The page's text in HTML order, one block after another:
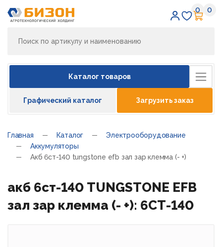
0 0
Каталог товаров
Графический каталог Загрузить заказ
Главная Каталог
Электрооборудование
Аккумуляторы
Акб 6ст-140 tungstone efb зал зар клемма (- +)
акб 6ст-140 TUNGSTONE EFB
зал зар клемма (- +): 6СТ-140